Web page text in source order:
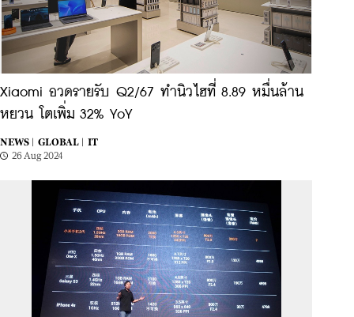
Xiaomi อวดรายรับ Q2/67 ทำนิวไฮที่ 8.89 หมื่นล้าน
หยวน โตเพิ่ม 32% YoY
NEWS | GLOBAL |
IT
26 Aug 2024